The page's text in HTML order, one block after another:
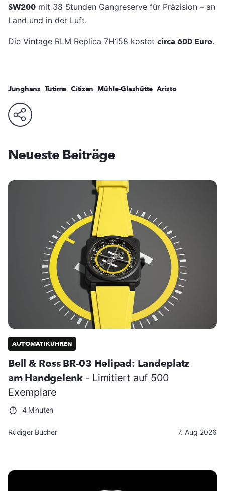
SW200 mit 38 Stunden Gangreserve für Präzision – an
Land und in der Luft.
Die Vintage RLM Replica 7H158 kostet circa 600 Euro.
Junghans Tutima Citizen Mühle-Glashütte Aristo
Neueste Beiträge
AUTOMATIKUHREN
Bell & Ross BR-03 Helipad: Landeplatz
am Handgelenk - Limitiert auf 500
Exemplare
4 Minuten
Rüdiger Bucher 7. Aug 2026